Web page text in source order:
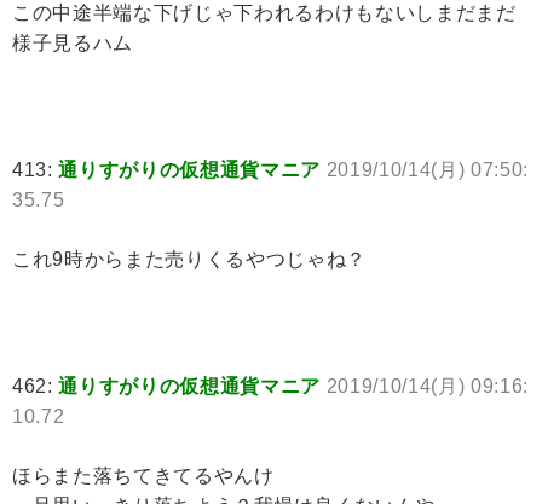
この中途半端な下げじゃ下われるわけもないしまだまだ
様子見るハム
413:通りすがりの仮想通貨マニア 2019/10/14(月) 07:50:
35.75
これ9時からまた売りくるやつじゃね？
462:通りすがりの仮想通貨マニア 2019/10/14(月) 09:16:
10.72
ほらまた落ちてきてるやんけ